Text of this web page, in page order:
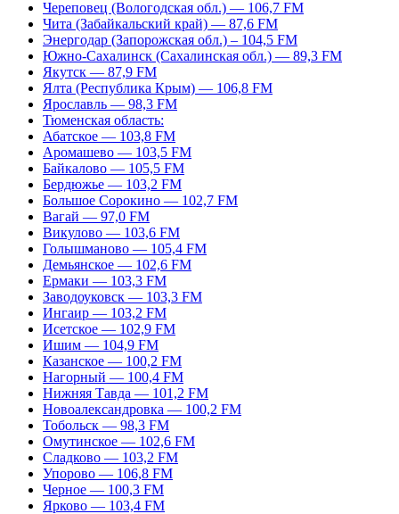
Череповец (Вологодская обл.) — 106,7 FM
Чита (Забайкальский край) — 87,6 FM
Энергодар (Запорожская обл.) – 104,5 FM
Южно-Сахалинск (Сахалинская обл.) — 89,3 FM
Якутск — 87,9 FM
Ялта (Республика Крым) — 106,8 FM
Ярославль — 98,3 FM
Тюменская область:
Абатское — 103,8 FM
Аромашево — 103,5 FM
Байкалово — 105,5 FM
Бердюжье — 103,2 FM
Большое Сорокино — 102,7 FM
Вагай — 97,0 FM
Викулово — 103,6 FM
Голышманово — 105,4 FM
Демьянское — 102,6 FM
Ермаки — 103,3 FM
Заводоуковск — 103,3 FM
Ингаир — 103,2 FM
Исетское — 102,9 FM
Ишим — 104,9 FM
Казанское — 100,2 FM
Нагорный — 100,4 FM
Нижняя Тавда — 101,2 FM
Новоалександровка — 100,2 FM
Тобольск — 98,3 FM
Омутинское — 102,6 FM
Сладково — 103,2 FM
Упорово — 106,8 FM
Черное — 100,3 FM
Ярково — 103,4 FM